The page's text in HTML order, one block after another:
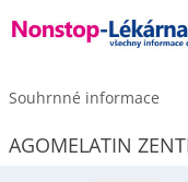
Souhrnné informace
AGOMELATIN